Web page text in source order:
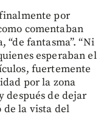
por
comentaban
fantasma”. “Ni
esperaban el
fuertemente
por la zona
de dejar
de la vista del